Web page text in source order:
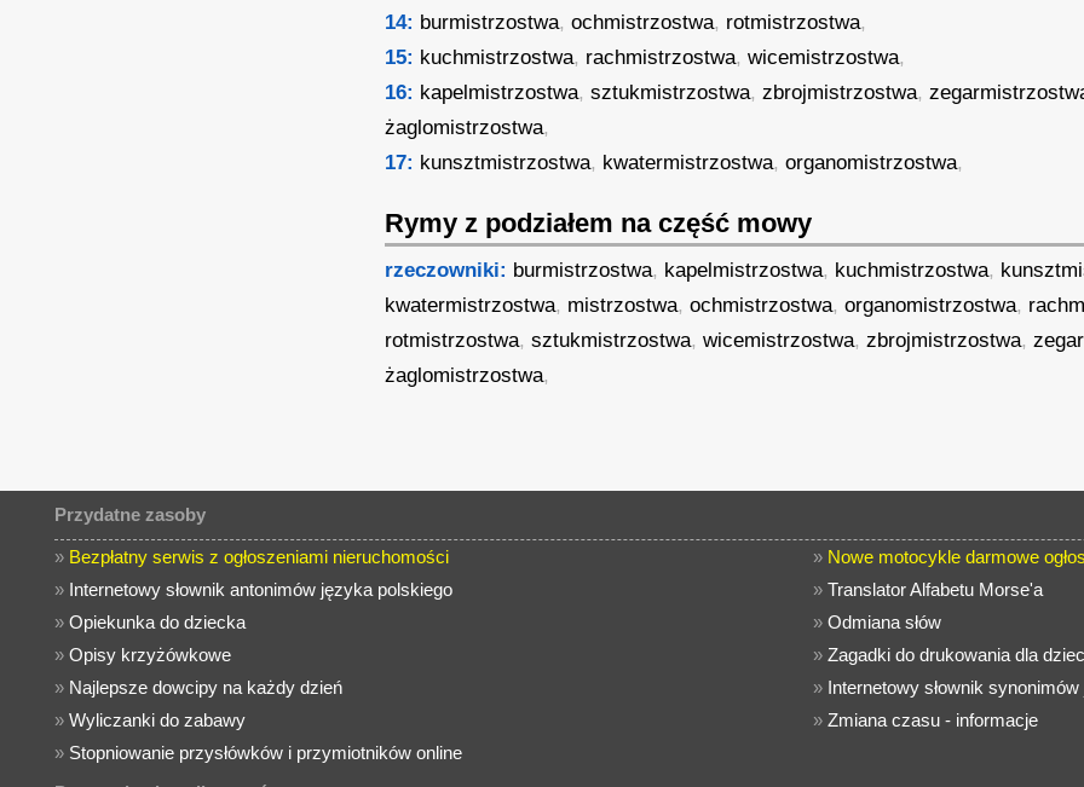
14: burmistrzostwa,ochmistrzostwa, rotmistrzostwa,
15: kuchmistrzostwa, rachmistrzostwa,wicemistrzostwa,
16: kapelmistrzostwa,sztukmistrzostwa,zbrojmistrzostwa,
żaglomistrzostwa,
17: kunsztmistrzostwa, kwatermistrzostwa,organomistrzostwa,
Rymy z podziałem na część mowy
rzeczowniki: burmistrzostwa, kapelmistrzostwa, kuchmistrzostwa,
kwatermistrzostwa, mistrzostwa,ochmistrzostwa,organomistrzostwa,
rotmistrzostwa,sztukmistrzostwa,wicemistrzostwa,zbrojmistrzostwa,
żaglomistrzostwa,
Przydatne zasoby
» Bezpłatny serwis z ogłoszeniami nieruchomości » Nowe motocykle darmowe
» Internetowy słownik antonimów języka polskiego » Translator Alfabetu Morse'a
»Opiekunka do dziecka » Odmiana słów
»Opisy krzyżówkowe » Zagadki do drukowania dla
» Najlepsze dowcipy na każdy dzień » Internetowy słownik
»Wyliczanki do zabawy » Zmiana czasu - informacje
» Stopniowanie przysłówków i przymiotników online